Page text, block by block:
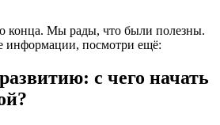
конца. Мы рады, что были полезны.
информации, посмотри ещё:
с чего начать